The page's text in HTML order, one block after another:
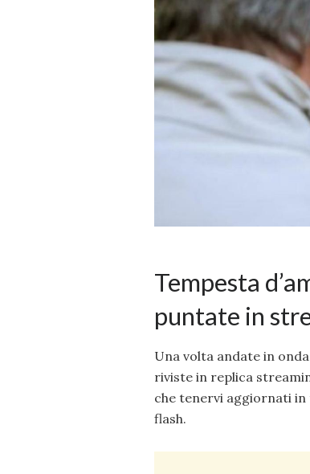
Tempesta
puntate in
Una volta andate in
riviste in replica
che tenervi aggiornati in
flash.